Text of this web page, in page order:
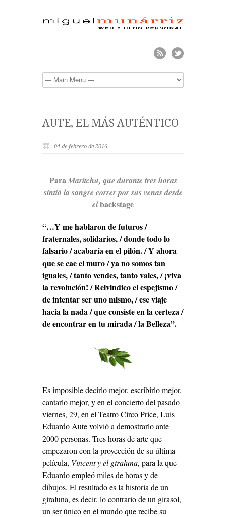
AUTE, EL MÁS AUTÉNTICO
04 de febrero de 2016
ParaMaritchu, que durante tres horas
sintió la sangre correr por sus venas desde
elbackstage
“…Y me hablaron de futuros /
fraternales, solidarios, / donde todo lo
falsario / acabaría en el pilón. / Y ahora
que se cae el muro / ya no somos tan
iguales, / tanto vendes, tanto vales, / ¡viva
la revolución! / Reivindico el espejismo /
de intentar ser uno mismo, / ese viaje
hacia la nada / que consiste en la certeza /
de encontrar en tu mirada / la Belleza”.
Es imposible decirlo mejor, escribirlo mejor,
cantarlo mejor, y en el concierto del pasado
viernes, 29, en el Teatro Circo Price, Luis
Eduardo Aute volvió a demostrarlo ante
2000 personas. Tres horas de arte que
empezaron con la proyección de su última
película, Vincent y el giraluna, para la que
Eduardo empleó miles de horas y de
dibujos. El resultado es la historia de un
giraluna, es decir, lo contrario de un girasol,
un ser único en el mundo que recibe su